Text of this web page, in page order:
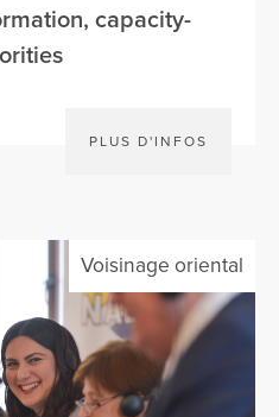
capacity-
PLUS D'INFOS
Voisinage oriental